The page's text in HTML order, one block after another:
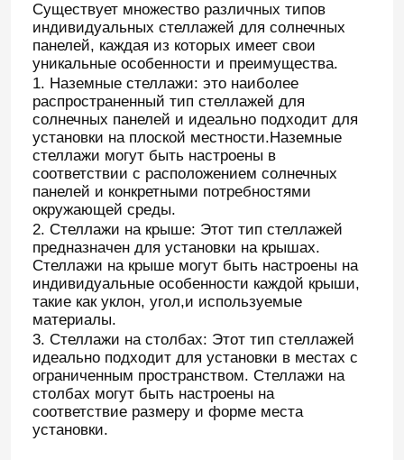
Дом
Продукты
Видео
О нас
Существует множество различных типов
индивидуальных стеллажей для солнечных
панелей, каждая из которых имеет свои
уникальные особенности и преимущества.
1. Наземные стеллажи: это наиболее
распространенный тип стеллажей для
солнечных панелей и идеально подходит для
установки на плоской местности.Наземные
стеллажи могут быть настроены в
соответствии с расположением солнечных
панелей и конкретными потребностями
окружающей среды.
2. Стеллажи на крыше: Этот тип стеллажей
предназначен для установки на крышах.
Стеллажи на крыше могут быть настроены на
индивидуальные особенности каждой крыши,
такие как уклон, угол,и используемые
материалы.
3. Стеллажи на столбах: Этот тип стеллажей
идеально подходит для установки в местах с
ограниченным пространством. Стеллажи на
столбах могут быть настроены на
соответствие размеру и форме места
установки.